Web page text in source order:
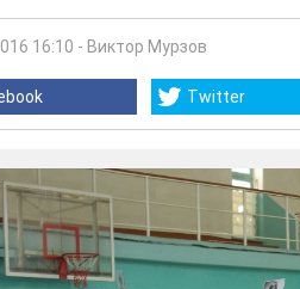
16:10 - Виктор Мурзов
Twitter